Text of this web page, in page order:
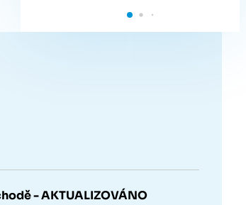
- AKTUALIZOVÁNO